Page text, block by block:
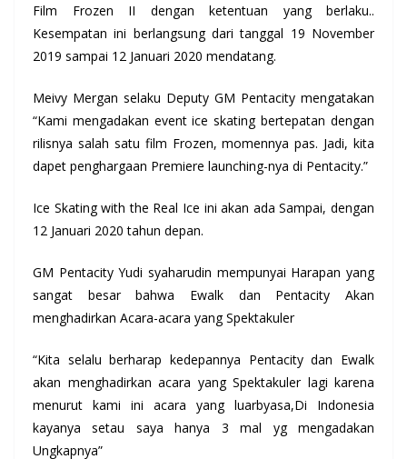
Film Frozen II dengan ketentuan yang berlaku..
Kesempatan ini berlangsung dari tanggal 19 November
2019 sampai 12 Januari 2020 mendatang.
Meivy Mergan selaku Deputy GM Pentacity mengatakan
“Kami mengadakan event ice skating bertepatan dengan
rilisnya salah satu film Frozen, momennya pas. Jadi, kita
dapet penghargaan Premiere launching-nya di Pentacity.”
Ice Skating with the Real Ice ini akan ada Sampai, dengan
12 Januari 2020 tahun depan.
GM Pentacity Yudi syaharudin mempunyai Harapan yang
sangat besar bahwa Ewalk dan Pentacity Akan
menghadirkan Acara-acara yang Spektakuler
“Kita selalu berharap kedepannya Pentacity dan Ewalk
akan menghadirkan acara yang Spektakuler lagi karena
menurut kami ini acara yang luarbyasa,Di Indonesia
kayanya setau saya hanya 3 mal yg mengadakan
Ungkapnya”